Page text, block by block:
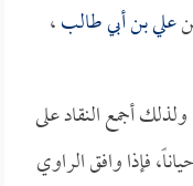
علي بن أبي طالب،
أجمع النقاد على
فإذا وافق الراوي